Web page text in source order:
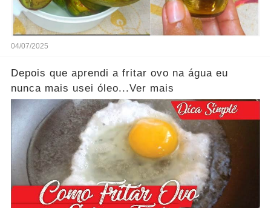
04/07/2025
Depois que aprendi a fritar ovo na água eu
nunca mais usei óleo...Ver mais